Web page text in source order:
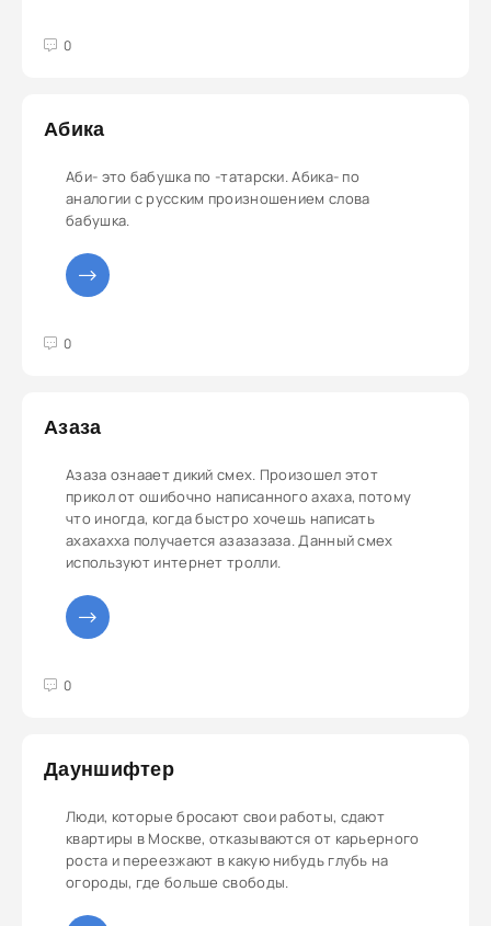
0
5
Абика
Аби- это бабушка по -татарски. Абика- по
аналогии с русским произношением слова
бабушка.
0
5
Азаза
Азаза ознаает дикий смех. Произошел этот
прикол от ошибочно написанного ахаха, потому
что иногда, когда быстро хочешь написать
ахахахха получается азазазаза. Данный смех
используют интернет тролли.
0
5
Дауншифтер
Люди, которые бросают свои работы, сдают
квартиры в Москве, отказываются от карьерного
роста и переезжают в какую нибудь глубь на
огороды, где больше свободы.